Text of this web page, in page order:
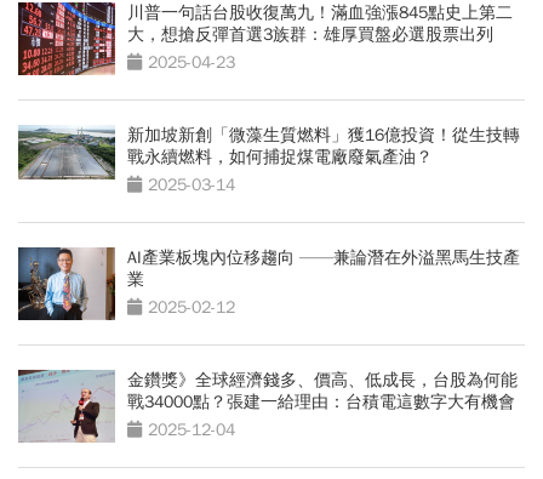
川普一句話台股收復萬九！滿血強漲845點史上第二
大，想搶反彈首選3族群：雄厚買盤必選股票出列
2025-04-23
新加坡新創「微藻生質燃料」獲16億投資！從生技轉
戰永續燃料，如何捕捉煤電廠廢氣產油？
2025-03-14
AI產業板塊內位移趨向 ——兼論潛在外溢黑馬生技產
業
2025-02-12
金鑽獎》全球經濟錢多、價高、低成長，台股為何能
戰34000點？張建一給理由：台積電這數字大有機會
2025-12-04